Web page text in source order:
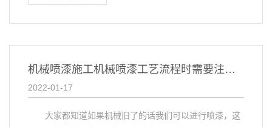
机械喷漆施工机械喷漆工艺流程时需要注意哪些问题
2022-01-17
大家都知道如果机械旧了的话我们可以进行喷漆，这